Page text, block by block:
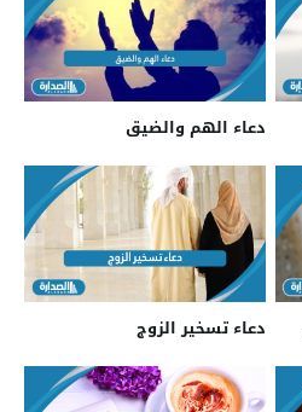
دعاء الهم والضيق
دعاء تسخير الزوج